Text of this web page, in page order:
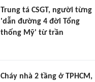
Trung tá CSGT, người từng
'dẫn đường 4 đời Tổng
thống Mỹ' từ trần
Cháy nhà 2 tầng ở TPHCM,